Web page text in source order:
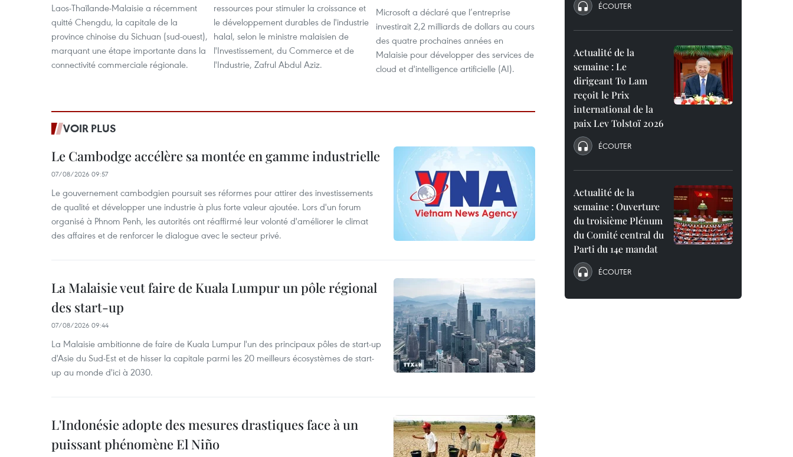
Laos-Thaïlande-Malaisie a récemment
quitté Chengdu, la capitale de la
province chinoise du Sichuan (sud-ouest),
marquant une étape importante dans la
connectivité commerciale régionale.
ressources pour stimuler la croissance et
le développement durables de l'industrie
halal, selon le ministre malaisien de
l'Investissement, du Commerce et de
l'Industrie, Zafrul Abdul Aziz.
Microsoft a déclaré que l’entreprise
investirait 2,2 milliards de dollars au cours
des quatre prochaines années en
Malaisie pour développer des services de
cloud et d'intelligence artificielle (AI).
VOIR PLUS
Le Cambodge accélère sa montée en gamme industrielle
07/08/2026 09:57
Le gouvernement cambodgien poursuit ses réformes pour attirer des investissements
de qualité et développer une industrie à plus forte valeur ajoutée. Lors d'un forum
organisé à Phnom Penh, les autorités ont réaffirmé leur volonté d'améliorer le climat
des affaires et de renforcer le dialogue avec le secteur privé.
La Malaisie veut faire de Kuala Lumpur un pôle régional
des start-up
07/08/2026 09:44
La Malaisie ambitionne de faire de Kuala Lumpur l'un des principaux pôles de start-up
d'Asie du Sud-Est et de hisser la capitale parmi les 20 meilleurs écosystèmes de start-
up au monde d'ici à 2030.
L'Indonésie adopte des mesures drastiques face à un
puissant phénomène El Niño
ÉCOUTER
Actualité de la
semaine : Le
dirigeant To Lam
reçoit le Prix
international de la
paix Lev Tolstoï 2026
ÉCOUTER
Actualité de la
semaine : Ouverture
du troisième Plénum
du Comité central du
Parti du 14e mandat
ÉCOUTER